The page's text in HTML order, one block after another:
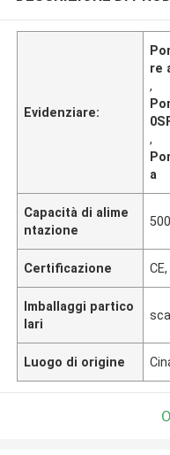
Evidenziare:
re
,
,
a
Capacità di alime
ntazione
Certificazione
Imballaggi partico
lari
Luogo di origine